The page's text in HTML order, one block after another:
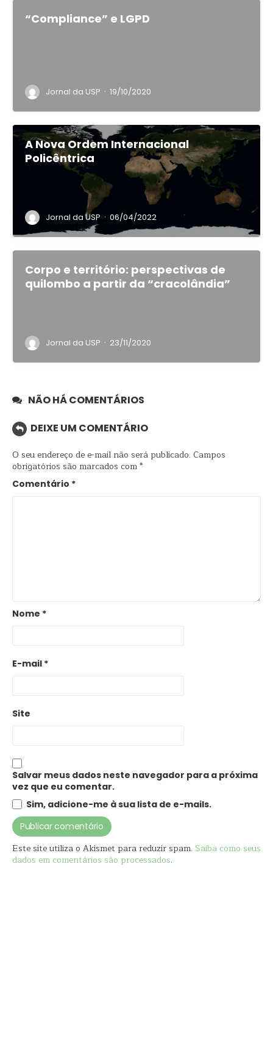
“Compliance” e LGPD
Jornal da USP · 19/10/2020
A Nova Ordem Internacional
Policêntrica
Jornal da USP · 06/04/2022
Corpo e território: perspectivas de
quilombo a partir da “cracolândia”
Jornal da USP · 23/11/2020
NÃO HÁ COMENTÁRIOS
DEIXE UM COMENTÁRIO
O seu endereço de e-mail não será publicado. Campos
obrigatórios são marcados com*
Comentário *
Nome *
E-mail *
Site
Salvar meus dados neste navegador para a próxima
vez que eu comentar.
Sim, adicione-me à sua lista de e-mails.
Este site utiliza o Akismet para reduzir spam. Saiba como seus
dados em comentários são processados.